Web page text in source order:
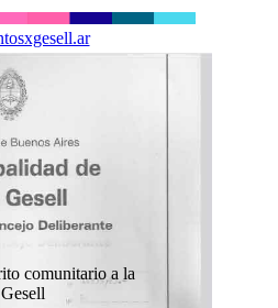
comunitario a la